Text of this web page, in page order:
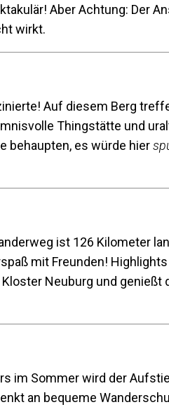
Aber Achtung: Der
wirkt.
Auf diesem Berg
Thingstätte und
behaupten, es würde hier
ist 126 Kilometer
mit Freunden!
Neuburg und genießt
im Sommer wird der
an bequeme